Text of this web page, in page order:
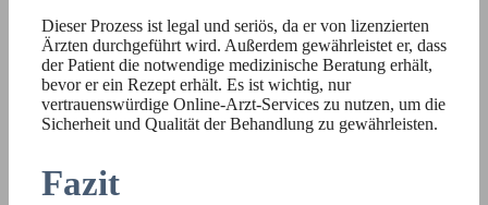
Dieser Prozess ist legal und seriös, da er von lizenzierten
Ärzten durchgeführt wird. Außerdem gewährleistet er, dass
der Patient die notwendige medizinische Beratung erhält,
bevor er ein Rezept erhält. Es ist wichtig, nur
vertrauenswürdige Online-Arzt-Services zu nutzen, um die
Sicherheit und Qualität der Behandlung zu gewährleisten.
Fazit